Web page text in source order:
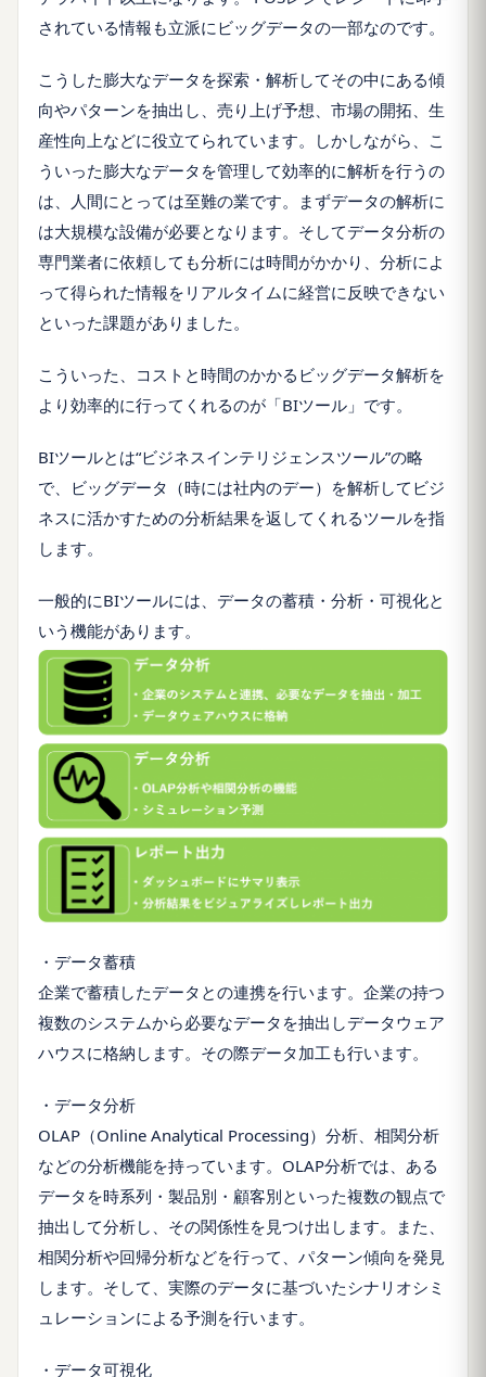
されている情報も立派にビッグデータの一部なのです。
こうした膨大なデータを探索・解析してその中にある傾
向やパターンを抽出し、売り上げ予想、市場の開拓、生
産性向上などに役立てられています。しかしながら、こ
ういった膨大なデータを管理して効率的に解析を行うの
は、人間にとっては至難の業です。まずデータの解析に
は大規模な設備が必要となります。そしてデータ分析の
専門業者に依頼しても分析には時間がかかり、分析によ
って得られた情報をリアルタイムに経営に反映できない
といった課題がありました。
こういった、コストと時間のかかるビッグデータ解析を
より効率的に行ってくれるのが「BIツール」です。
BIツールとは“ビジネスインテリジェンスツール”の略
で、ビッグデータ（時には社内のデー）を解析してビジ
ネスに活かすための分析結果を返してくれるツールを指
します。
一般的にBIツールには、データの蓄積・分析・可視化と
いう機能があります。
・データ蓄積
企業で蓄積したデータとの連携を行います。企業の持つ
複数のシステムから必要なデータを抽出しデータウェア
ハウスに格納します。その際データ加工も行います。
・データ分析
OLAP（Online Analytical Processing）分析、相関分析
などの分析機能を持っています。OLAP分析では、ある
データを時系列・製品別・顧客別といった複数の観点で
抽出して分析し、その関係性を見つけ出します。また、
相関分析や回帰分析などを行って、パターン傾向を発見
します。そして、実際のデータに基づいたシナリオシミ
ュレーションによる予測を行います。
・データ可視化